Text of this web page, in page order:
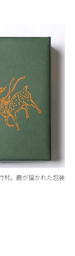
村。鹿が描かれた包装